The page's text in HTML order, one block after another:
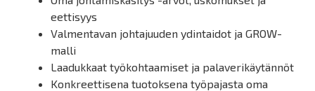
eettisyys
Valmentavan johtajuuden ydintaidot ja GROW-
malli
Laadukkaat työkohtaamiset ja palaverikäytännöt
Konkreettisena tuotoksena työpajasta oma